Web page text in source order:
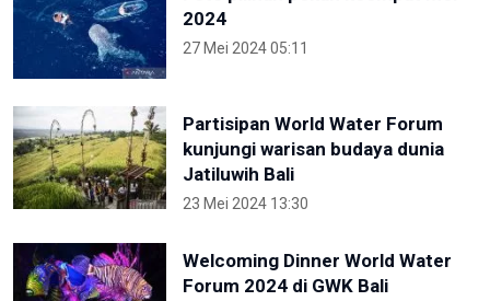
2024
27 Mei 2024 05:11
Partisipan World Water Forum
kunjungi warisan budaya dunia
Jatiluwih Bali
23 Mei 2024 13:30
Welcoming Dinner World Water
Forum 2024 di GWK Bali